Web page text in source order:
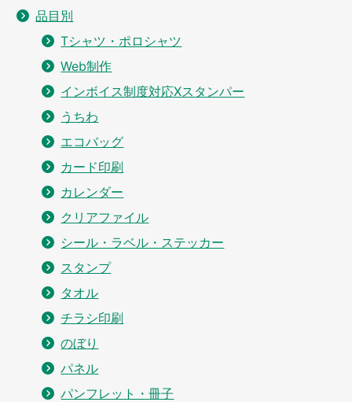
品目別
Tシャツ・ポロシャツ
Web制作
インボイス制度対応Xスタンパー
うちわ
エコバッグ
カード印刷
カレンダー
クリアファイル
シール・ラベル・ステッカー
スタンプ
タオル
チラシ印刷
のぼり
パネル
パンフレット・冊子